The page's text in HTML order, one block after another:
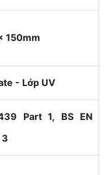
150mm
- Lớp UV
Part 1, BS EN